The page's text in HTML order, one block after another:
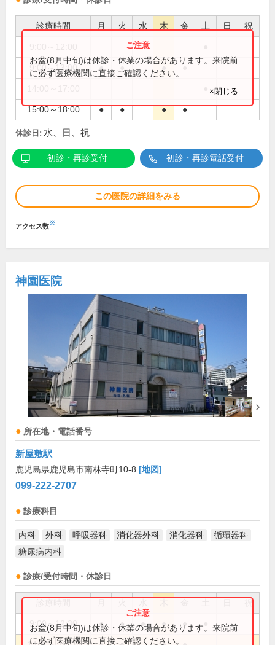
診療時間 月 火 水 木 金 土 日 祝
9:00～13:00 ● ● ● ●
15:00～18:00 ● ● ● ●
お盆(8月中旬)は休診・休業の場合があります。来院前
に必ず医療機関に直接ご確認ください。
×閉じる
休診日: 水、日、祝
初診・再診受付 初診・再診電話受付
この医院の詳細をみる
アクセス数※
神園医院
所在地・電話番号
新屋敷駅
鹿児島県鹿児島市南林寺町10-8 [地図]
099-222-2707
診療科目
内科 外科 呼吸器科 消化器外科 消化器科
循環器科
糖尿病内科
診療/受付時間・休診日
祝
9:00～12:30 ● ● ● ● ●
お盆(8月中旬)は休診・休業の場合があります。来院前
に必ず医療機関に直接ご確認ください。